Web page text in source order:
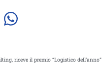
riceve il premio “Logistico dell’anno”